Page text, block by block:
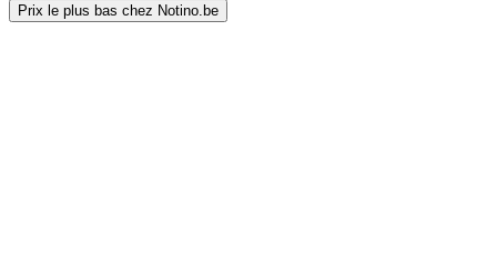
Prix le plus bas chez Notino.be